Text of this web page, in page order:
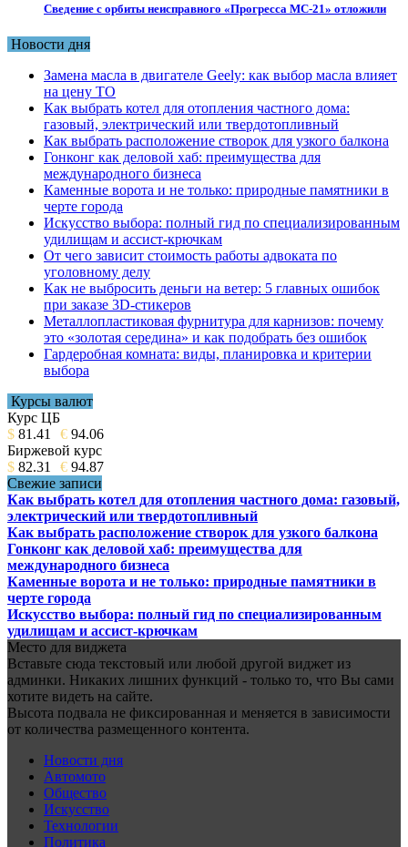
Сведение с орбиты неисправного «Прогресса МС-21» отложили
Новости дня
Замена масла в двигателе Geely: как выбор масла влияет
на цену ТО
Как выбрать котел для отопления частного дома:
газовый, электрический или твердотопливный
Как выбрать расположение створок для узкого балкона
Гонконг как деловой хаб: преимущества для
международного бизнеса
Каменные ворота и не только: природные памятники в
черте города
Искусство выбора: полный гид по специализированным
удилищам и ассист-крючкам
От чего зависит стоимость работы адвоката по
уголовному делу
Как не выбросить деньги на ветер: 5 главных ошибок
при заказе 3D-стикеров
Металлопластиковая фурнитура для карнизов: почему
это «золотая середина» и как подобрать без ошибок
Гардеробная комната: виды, планировка и критерии
выбора
Курсы валют
Курс ЦБ
$ 81.41 € 94.06
Биржевой курс
$ 82.31 € 94.87
Свежие записи
Как выбрать котел для отопления частного дома: газовый,
электрический или твердотопливный
Как выбрать расположение створок для узкого балкона
Гонконг как деловой хаб: преимущества для
международного бизнеса
Каменные ворота и не только: природные памятники в
черте города
Искусство выбора: полный гид по специализированным
удилищам и ассист-крючкам
Место для виджета
Вставьте сюда текстовый или любой другой виджет из
админки. Никаких лишних функций - только то, что Вы сами
хотите видеть на сайте.
Высота подвала не фиксированная и меняется в зависимости
от количества размещенного контента.
Новости дня
Автомото
Общество
Искусство
Технологии
Политика